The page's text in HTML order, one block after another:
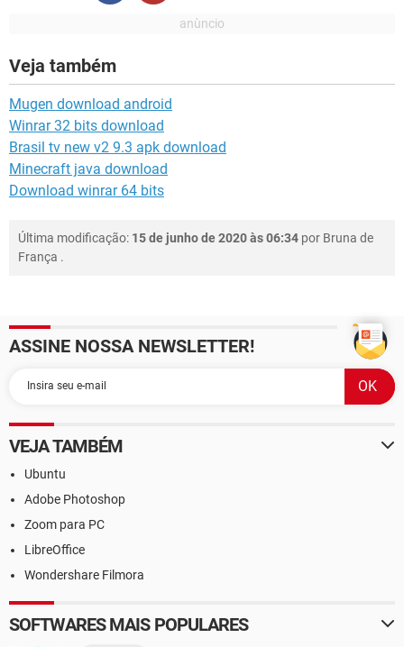
Veja também
Mugen download android
Winrar 32 bits download
Brasil tv new v2 9.3 apk download
Minecraft java download
Download winrar 64 bits
Última modificação: 15 de junho de 2020 às 06:34 por Bruna de
França .
ASSINE NOSSA NEWSLETTER!
VEJA TAMBÉM
Ubuntu
Adobe Photoshop
Zoom para PC
LibreOffice
Wondershare Filmora
SOFTWARES MAIS POPULARES